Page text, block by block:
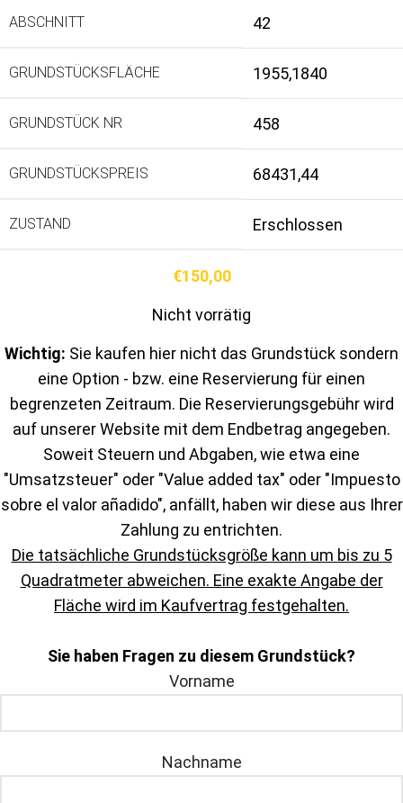
ABSCHNITT 42
GRUNDSTÜCKSFLÄCHE 1955,1840
GRUNDSTÜCK NR 458
GRUNDSTÜCKSPREIS 68431,44
ZUSTAND Erschlossen
€150,00
Nicht vorrätig
Wichtig: Sie kaufen hier nicht das Grundstück sondern
eine Option - bzw. eine Reservierung für einen
begrenzeten Zeitraum. Die Reservierungsgebühr wird
auf unserer Website mit dem Endbetrag angegeben.
Soweit Steuern und Abgaben, wie etwa eine
"Umsatzsteuer" oder "Value added tax" oder "Impuesto
sobre el valor añadido", anfällt, haben wir diese aus Ihrer
Zahlung zu entrichten.
Die tatsächliche Grundstücksgröße kann um bis zu 5
Quadratmeter abweichen. Eine exakte Angabe der
Fläche wird im Kaufvertrag festgehalten.
Sie haben Fragen zu diesem Grundstück?
Vorname
Nachname